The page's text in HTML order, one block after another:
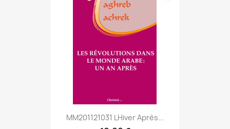
MM201121031 Lhiver Après...